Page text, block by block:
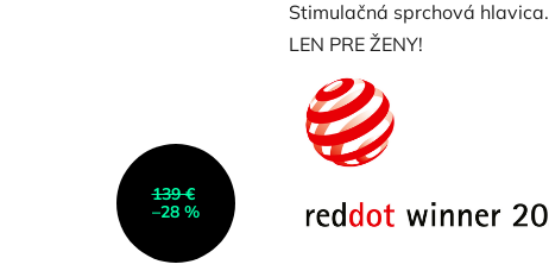
je
0,0
hviezdičiek.
Stimulačná sprchová hlavica.
LEN PRE ŽENY!
139 €
–28 %